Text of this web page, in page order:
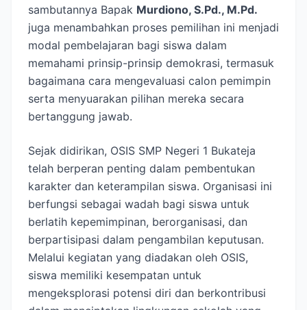
sambutannya Bapak Murdiono, S.Pd., M.Pd.
juga menambahkan proses pemilihan ini menjadi
modal pembelajaran bagi siswa dalam
memahami prinsip-prinsip demokrasi, termasuk
bagaimana cara mengevaluasi calon pemimpin
serta menyuarakan pilihan mereka secara
bertanggung jawab.
Sejak didirikan, OSIS SMP Negeri 1 Bukateja
telah berperan penting dalam pembentukan
karakter dan keterampilan siswa. Organisasi ini
berfungsi sebagai wadah bagi siswa untuk
berlatih kepemimpinan, berorganisasi, dan
berpartisipasi dalam pengambilan keputusan.
Melalui kegiatan yang diadakan oleh OSIS,
siswa memiliki kesempatan untuk
mengeksplorasi potensi diri dan berkontribusi